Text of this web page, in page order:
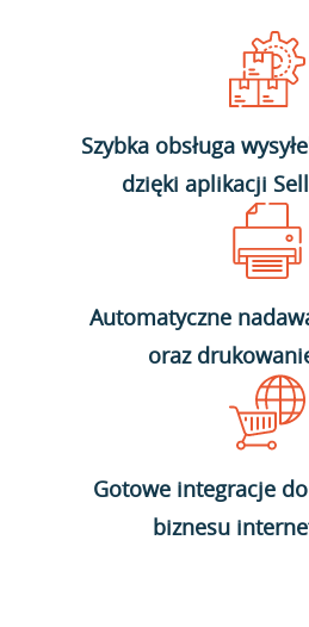
Szybka obsługa
dzięki aplikacji
Automatyczne
oraz
Gotowe integracje
biznesu